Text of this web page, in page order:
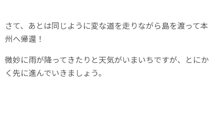
さて、あとは同じように変な道を走りながら島を渡って本
州へ帰還！
微妙に雨が降ってきたりと天気がいまいちですが、とにか
く先に進んでいきましょう。